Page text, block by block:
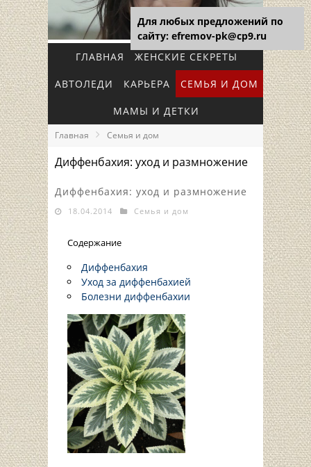
ГЛАВНАЯ ЖЕНСКИЕ СЕКРЕТЫ
АВТОЛЕДИ КАРЬЕРА СЕМЬЯ И ДОМ
МАМЫ И ДЕТКИ
Главная Семья и дом
Диффенбахия: уход и размножение
Диффенбахия: уход и размножение
18.04.2014 Семья и дом
Содержание
Диффенбахия
Уход за диффенбахией
Болезни диффенбахии
Для любых предложений по
сайту: efremov-pk@cp9.ru